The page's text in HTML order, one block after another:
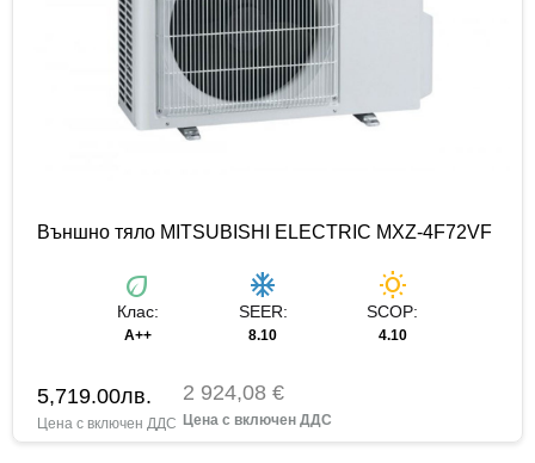
Външно тяло MITSUBISHI ELECTRIC MXZ-4F72VF
eco
Клас:
A++
ac_unit
SEER:
8.10
wb_sunny
SCOP:
4.10
5,719.00лв. 2 924,08 €